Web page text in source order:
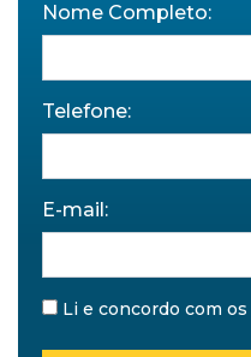
Nome Completo:
Telefone:
E-mail:
Li e concordo com os